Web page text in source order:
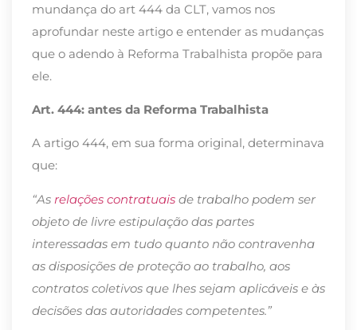
mundança do art 444 da CLT, vamos nos
aprofundar neste artigo e entender as mudanças
que o adendo à Reforma Trabalhista propõe para
ele.
Art. 444: antes da Reforma Trabalhista
A artigo 444, em sua forma original, determinava
que:
“As relações contratuais de trabalho podem ser
objeto de livre estipulação das partes
interessadas em tudo quanto não contravenha
as disposições de proteção ao trabalho, aos
contratos coletivos que lhes sejam aplicáveis e às
decisões das autoridades competentes.”